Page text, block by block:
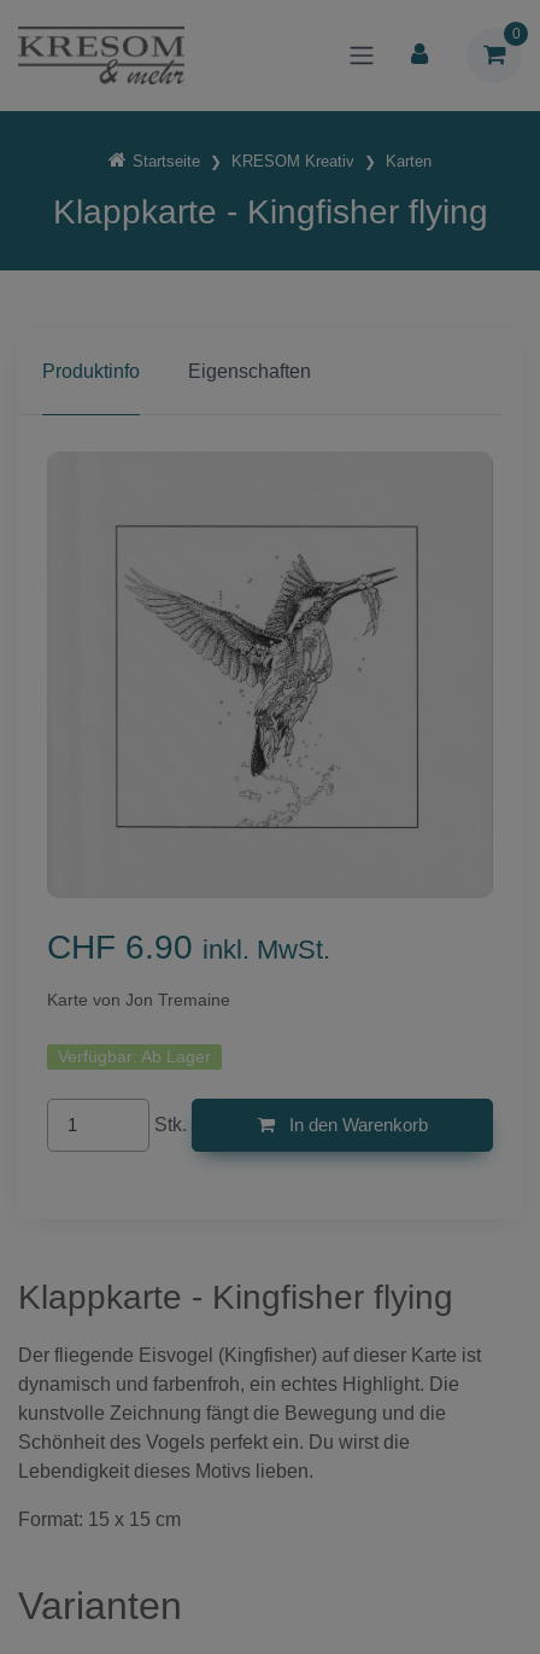
0
Startseite KRESOM Kreativ Karten
Klappkarte - Kingfisher flying
Produktinfo Eigenschaften
CHF 6.90 inkl. MwSt.
Karte von Jon Tremaine
Verfügbar: Ab Lager
Stk. In den Warenkorb
Klappkarte - Kingfisher flying
Der fliegende Eisvogel (Kingfisher) auf dieser Karte ist
dynamisch und farbenfroh, ein echtes Highlight. Die
kunstvolle Zeichnung fängt die Bewegung und die
Schönheit des Vogels perfekt ein. Du wirst die
Lebendigkeit dieses Motivs lieben.
Format: 15 x 15 cm
Varianten